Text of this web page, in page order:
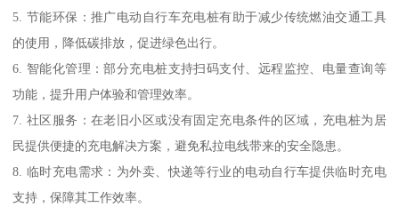
5. 节能环保：推广电动自行车充电桩有助于减少传统燃油交通工具
的使用，降低碳排放，促进绿色出行。
6. 智能化管理：部分充电桩支持扫码支付、远程监控、电量查询等
功能，提升用户体验和管理效率。
7. 社区服务：在老旧小区或没有固定充电条件的区域，充电桩为居
民提供便捷的充电解决方案，避免私拉电线带来的安全隐患。
8. 临时充电需求：为外卖、快递等行业的电动自行车提供临时充电
支持，保障其工作效率。